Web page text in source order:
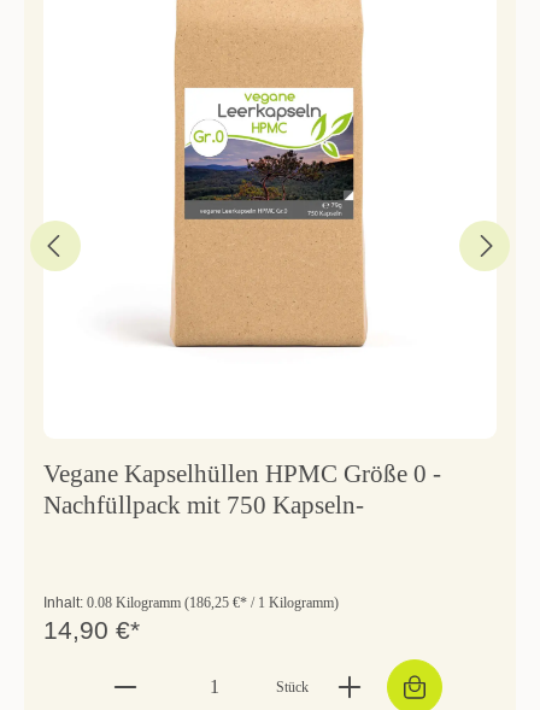
Vegane Kapselhüllen HPMC Größe 0 -
Nachfüllpack mit 750 Kapseln-
Inhalt: 0.08 Kilogramm (186,25 €* / 1 Kilogramm)
14,90 €*
Stück